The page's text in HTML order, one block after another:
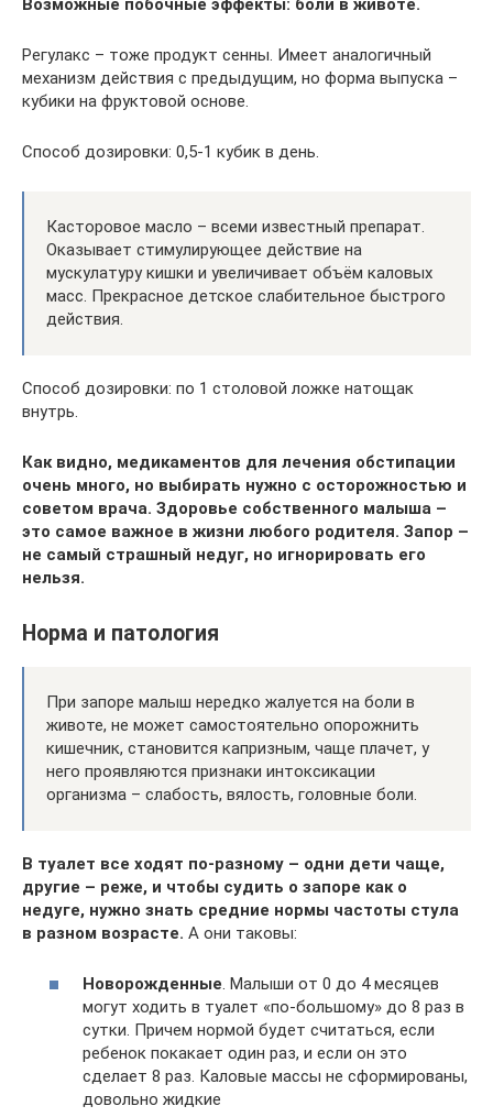
Регулакс – тоже продукт сенны. Имеет аналогичный
механизм действия с предыдущим, но форма выпуска –
кубики на фруктовой основе.
Способ дозировки: 0,5-1 кубик в день.
Касторовое масло – всеми известный препарат.
Оказывает стимулирующее действие на
мускулатуру кишки и увеличивает объём каловых
масс. Прекрасное детское слабительное быстрого
действия.
Способ дозировки: по 1 столовой ложке натощак
внутрь.
Как видно, медикаментов для лечения обстипации
очень много, но выбирать нужно с осторожностью и
советом врача. Здоровье собственного малыша –
это самое важное в жизни любого родителя. Запор –
не самый страшный недуг, но игнорировать его
нельзя.
Норма и патология
При запоре малыш нередко жалуется на боли в
животе, не может самостоятельно опорожнить
кишечник, становится капризным, чаще плачет, у
него проявляются признаки интоксикации
организма – слабость, вялость, головные боли.
В туалет все ходят по-разному – одни дети чаще,
другие – реже, и чтобы судить о запоре как о
недуге, нужно знать средние нормы частоты стула
в разном возрасте. А они таковы:
Новорожденные. Малыши от 0 до 4 месяцев
могут ходить в туалет «по-большому» до 8 раз в
сутки. Причем нормой будет считаться, если
ребенок покакает один раз, и если он это
сделает 8 раз. Каловые массы не сформированы,
довольно жидкие